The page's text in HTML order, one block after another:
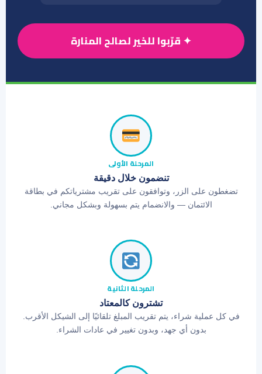
✦ قرّبوا للخير لصالح المنارة
المرحلة الأولى
تنضمون خلال دقيقة
تضغطون على الزر، وتوافقون على تقريب مشترياتكم في بطاقة
الائتمان — والانضمام يتم بسهولة وبشكل مجاني.
المرحلة الثانية
تشترون كالمعتاد
في كل عملية شراء، يتم تقريب المبلغ تلقائيًا إلى الشيكل الأقرب.
بدون أي جهد، وبدون تغيير في عادات الشراء.